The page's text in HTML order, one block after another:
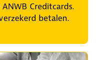
Creditcards.
betalen.